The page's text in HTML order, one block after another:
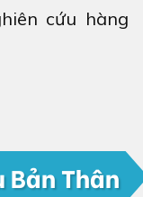
cứu hàng
Bản Thân